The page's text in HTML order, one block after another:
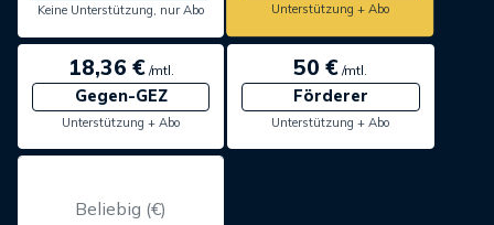
Keine Unterstützung, nur Abo Unterstützung + Abo
18,36 €/mtl.
Gegen-GEZ
Unterstützung + Abo
50 € /mtl.
Förderer
Unterstützung + Abo